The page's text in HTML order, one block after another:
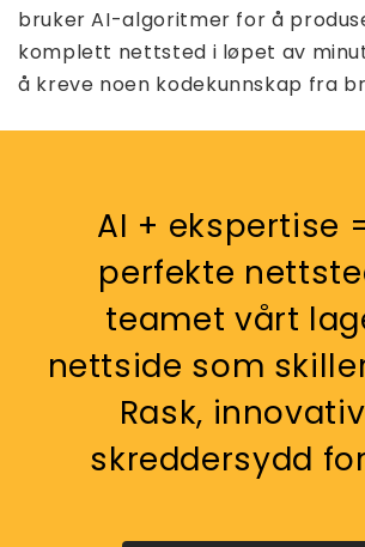
bruker AI-algoritmer for å
komplett nettsted i løpet av
å kreve noen kodekunnskap fra
AI + ekspertise
perfekte
teamet vårt
nettside som
Rask,
skreddersydd